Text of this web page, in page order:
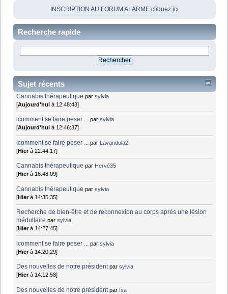
INSCRIPTION AU FORUM ALARME cliquez ici
Recherche rapide
Sujet récents
Cannabis thérapeutique parsylvia
[Aujourd'hui à 12:48:43]
lcomment se faire peser ... parsylvia
[Aujourd'hui à 12:46:37]
lcomment se faire peser ... par Lavandula2
[Hierà 22:44:17]
Cannabis thérapeutique par Hervé35
[Hierà 16:48:09]
Cannabis thérapeutique parsylvia
[Hierà 14:35:35]
Recherche de bien-être et de reconnexion au corps après une lésion
médullaire parsylvia
[Hierà 14:27:45]
lcomment se faire peser ... parsylvia
[Hierà 14:20:29]
Des nouvelles de notre président parsylvia
[Hierà 14:12:58]
Des nouvelles de notre président par Isa